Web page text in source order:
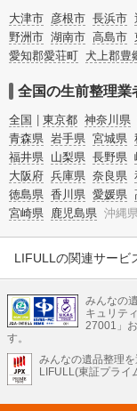
頓・老前整理・生前整理
大津市 彦根市 長浜市
野洲市 湖南市 高島市
愛知郡愛荘町 犬上郡豊
全国の生前整理業
全国 東京都 神奈川県
青森県 岩手県 宮城県
福井県 山梨県 長野県
大阪府 兵庫県 奈良県
徳島県 香川県 愛媛県
宮崎県 鹿児島県 沖縄
LIFULLの関連サービ
不動産・住宅
引越し
不動産クラウドファン
LIFULL HOME'Sのサ
不動産・住宅
不動産査定 マンショ
みんなの
キュリテ
27001」
す。
みんなの遺品整理
LIFULL(東証プライ